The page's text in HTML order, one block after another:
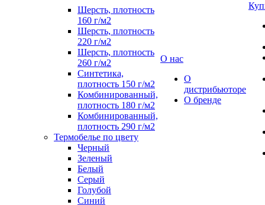
Шерсть, плотность
160 г/м2
Шерсть, плотность
220 г/м2
Шерсть, плотность
260 г/м2
Синтетика,
плотность 150 г/м2
Комбинированный,
плотность 180 г/м2
Комбинированный,
плотность 290 г/м2
Термобелье по цвету
Черный
Зеленый
Белый
Серый
Голубой
Синий
О нас
О
дистрибьюторе
О бренде